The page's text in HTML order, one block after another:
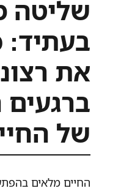
שליטה
בעתיד:
את
של
החיים מלאים